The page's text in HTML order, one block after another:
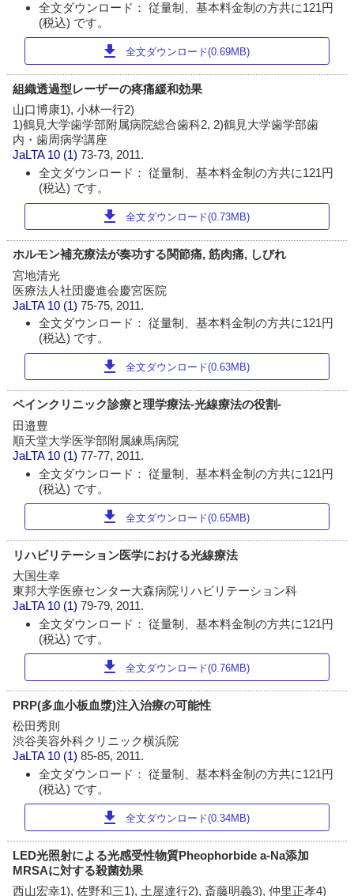
全文ダウンロード： 従量制、基本料金制の方共に121円
(税込) です。
download 全文ダウンロード(0.69MB)
組織透過型レーザーの疼痛緩和効果
山口博康1), 小林一行2)
1)鶴見大学歯学部附属病院総合歯科2, 2)鶴見大学歯学部歯
内・歯周病学講座
JaLTA 10 (1)73-73, 2011.
全文ダウンロード： 従量制、基本料金制の方共に121円
(税込) です。
download 全文ダウンロード(0.73MB)
ホルモン補充療法が奏功する関節痛, 筋肉痛, しびれ
宮地清光
医療法人社団慶進会慶宮医院
JaLTA 10 (1)75-75, 2011.
全文ダウンロード： 従量制、基本料金制の方共に121円
(税込) です。
download 全文ダウンロード(0.63MB)
ペインクリニック診療と理学療法-光線療法の役割-
田邉豊
順天堂大学医学部附属練馬病院
JaLTA 10 (1)77-77, 2011.
全文ダウンロード： 従量制、基本料金制の方共に121円
(税込) です。
download 全文ダウンロード(0.65MB)
リハビリテーション医学における光線療法
大国生幸
東邦大学医療センター大森病院リハビリテーション科
JaLTA 10 (1)79-79, 2011.
全文ダウンロード： 従量制、基本料金制の方共に121円
(税込) です。
download 全文ダウンロード(0.76MB)
PRP(多血小板血漿)注入治療の可能性
松田秀則
渋谷美容外科クリニック横浜院
JaLTA 10 (1)85-85, 2011.
全文ダウンロード： 従量制、基本料金制の方共に121円
(税込) です。
download 全文ダウンロード(0.34MB)
LED光照射による光感受性物質Pheophorbide a-Na添加
MRSAに対する殺菌効果
西山宏幸1), 佐野和三1), 土屋達行2), 斎藤明義3), 仲里正孝4)